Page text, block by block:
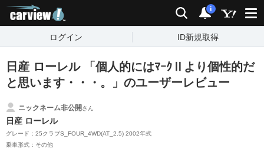
検索 通知
i
ログイン ID新規取得
日産 ローレル 「個人的にはﾏｰｸⅡより個性的だ
と思います・・・。」のユーザーレビュー
ニックネーム非公開さん
日産 ローレル
グレード：25クラブS_FOUR_4WD(AT_2.5) 2002年式
乗車形式：その他